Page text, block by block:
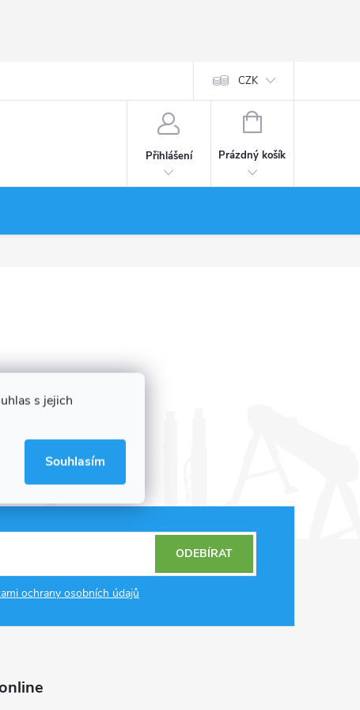
s jejich
Souhlasím
CZK
Přihlášení
NÁKUPNÍ
Prázdný košík
ochrany osobních údajů
ODEBÍRAT